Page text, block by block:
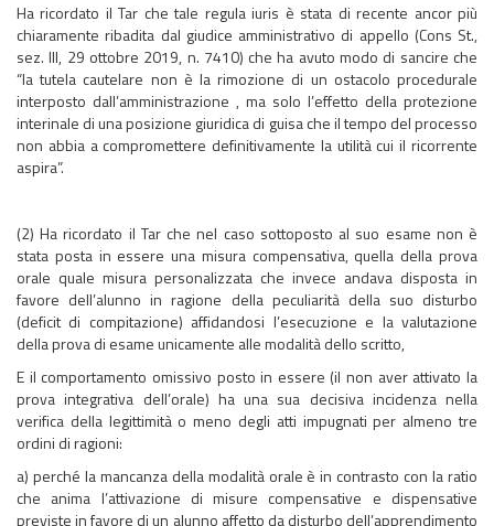
Ha ricordato il Tar che tale regula iuris è stata di recente ancor più
chiaramente ribadita dal giudice amministrativo di appello (Cons St.,
sez. III, 29 ottobre 2019, n. 7410) che ha avuto modo di sancire che
“la tutela cautelare non è la rimozione di un ostacolo procedurale
interposto dall’amministrazione , ma solo l’effetto della protezione
interinale di una posizione giuridica di guisa che il tempo del processo
non abbia a compromettere definitivamente la utilità cui il ricorrente
aspira”.
(2) Ha ricordato il Tar che nel caso sottoposto al suo esame non è
stata posta in essere una misura compensativa, quella della prova
orale quale misura personalizzata che invece andava disposta in
favore dell’alunno in ragione della peculiarità della suo disturbo
(deficit di compitazione) affidandosi l’esecuzione e la valutazione
della prova di esame unicamente alle modalità dello scritto,
E il comportamento omissivo posto in essere (il non aver attivato la
prova integrativa dell’orale) ha una sua decisiva incidenza nella
verifica della legittimità o meno degli atti impugnati per almeno tre
ordini di ragioni:
a) perché la mancanza della modalità orale è in contrasto con la ratio
che anima l’attivazione di misure compensative e dispensative
previste in favore di un alunno affetto da disturbo dell’apprendimento